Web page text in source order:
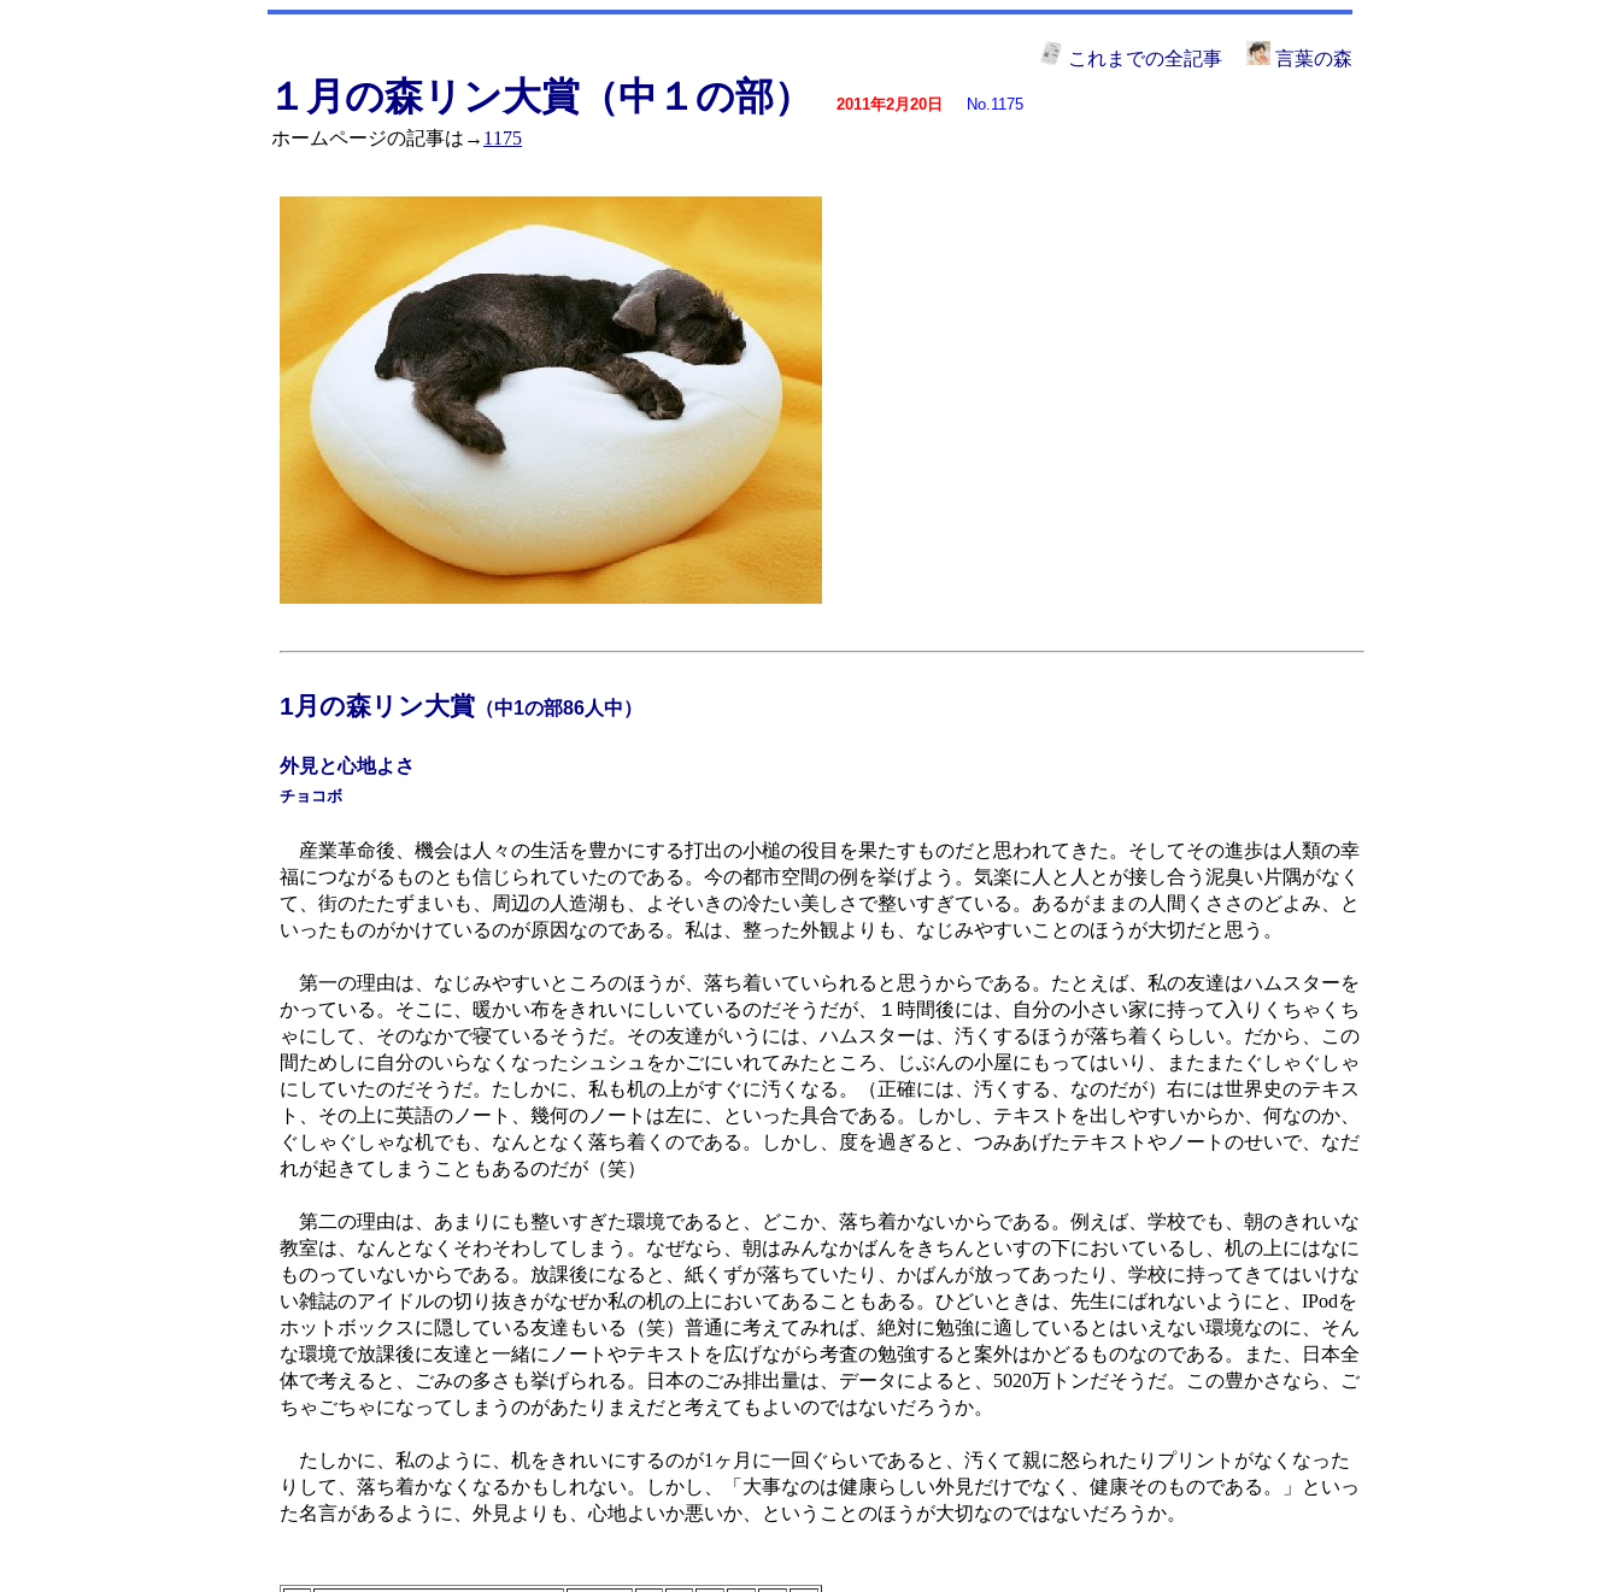
これまでの全記事 言葉の森
１月の森リン大賞（中１の部） 2011年2月20日 No.1175
ホームページの記事は→ 1175
1月の森リン大賞 （中1の部86人中）
外見と心地よさ
チョコボ
産業革命後、機会は人々の生活を豊かにする打出の小槌の役目を果たすものだと思われてきた。そしてその進歩は人類の幸
福につながるものとも信じられていたのである。今の都市空間の例を挙げよう。気楽に人と人とが接し合う泥臭い片隅がなく
て、街のたたずまいも、周辺の人造湖も、よそいきの冷たい美しさで整いすぎている。あるがままの人間くささのどよみ、と
いったものがかけているのが原因なのである。私は、整った外観よりも、なじみやすいことのほうが大切だと思う。
第一の理由は、なじみやすいところのほうが、落ち着いていられると思うからである。たとえば、私の友達はハムスターを
かっている。そこに、暖かい布をきれいにしいているのだそうだが、１時間後には、自分の小さい家に持って入りくちゃくち
ゃにして、そのなかで寝ているそうだ。その友達がいうには、ハムスターは、汚くするほうが落ち着くらしい。だから、この
間ためしに自分のいらなくなったシュシュをかごにいれてみたところ、じぶんの小屋にもってはいり、またまたぐしゃぐしゃ
にしていたのだそうだ。たしかに、私も机の上がすぐに汚くなる。（正確には、汚くする、なのだが）右には世界史のテキス
ト、その上に英語のノート、幾何のノートは左に、といった具合である。しかし、テキストを出しやすいからか、何なのか、
ぐしゃぐしゃな机でも、なんとなく落ち着くのである。しかし、度を過ぎると、つみあげたテキストやノートのせいで、なだ
れが起きてしまうこともあるのだが（笑）
第二の理由は、あまりにも整いすぎた環境であると、どこか、落ち着かないからである。例えば、学校でも、朝のきれいな
教室は、なんとなくそわそわしてしまう。なぜなら、朝はみんなかばんをきちんといすの下においているし、机の上にはなに
ものっていないからである。放課後になると、紙くずが落ちていたり、かばんが放ってあったり、学校に持ってきてはいけな
い雑誌のアイドルの切り抜きがなぜか私の机の上においてあることもある。ひどいときは、先生にばれないようにと、IPodを
ホットボックスに隠している友達もいる（笑）普通に考えてみれば、絶対に勉強に適しているとはいえない環境なのに、そん
な環境で放課後に友達と一緒にノートやテキストを広げながら考査の勉強すると案外はかどるものなのである。また、日本全
体で考えると、ごみの多さも挙げられる。日本のごみ排出量は、データによると、5020万トンだそうだ。この豊かさなら、ご
ちゃごちゃになってしまうのがあたりまえだと考えてもよいのではないだろうか。
たしかに、私のように、机をきれいにするのが1ヶ月に一回ぐらいであると、汚くて親に怒られたりプリントがなくなった
りして、落ち着かなくなるかもしれない。しかし、「大事なのは健康らしい外見だけでなく、健康そのものである。」といっ
た名言があるように、外見よりも、心地よいか悪いか、ということのほうが大切なのではないだろうか。